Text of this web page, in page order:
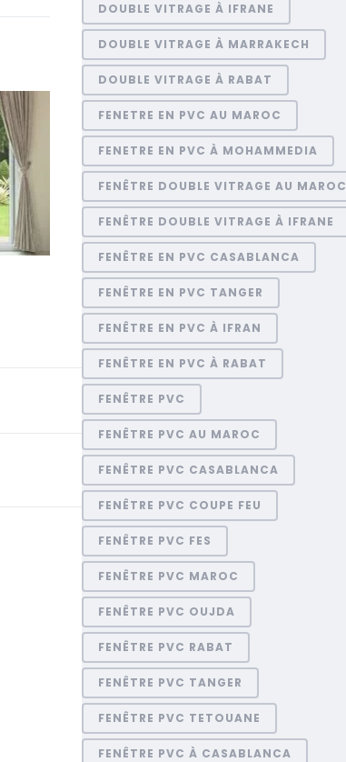
DOUBLE VITRAGE À IFRANE
DOUBLE VITRAGE À MARRAKECH
DOUBLE VITRAGE À RABAT
FENETRE EN PVC AU MAROC
FENETRE EN PVC À MOHAMMEDIA
FENÊTRE DOUBLE VITRAGE AU MAROC
FENÊTRE DOUBLE VITRAGE À IFRANE
FENÊTRE EN PVC CASABLANCA
FENÊTRE EN PVC TANGER
FENÊTRE EN PVC À IFRAN
FENÊTRE EN PVC À RABAT
FENÊTRE PVC
FENÊTRE PVC AU MAROC
FENÊTRE PVC CASABLANCA
FENÊTRE PVC COUPE FEU
FENÊTRE PVC FES
FENÊTRE PVC MAROC
FENÊTRE PVC OUJDA
FENÊTRE PVC RABAT
FENÊTRE PVC TANGER
FENÊTRE PVC TETOUANE
FENÊTRE PVC À CASABLANCA